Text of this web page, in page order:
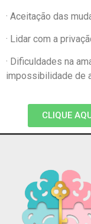
· Aceitação das
· Lidar com a
· Dificuldades na
impossibilidade de
CLIQUE